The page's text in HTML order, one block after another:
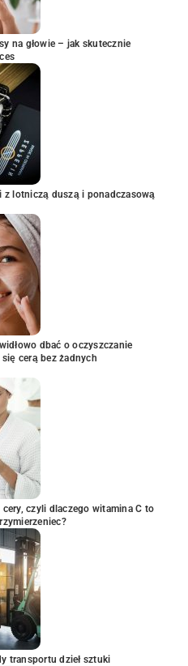
na głowie – jak skutecznie
z lotniczą duszą i ponadczasową
dbać o oczyszczanie
cerą bez żadnych
czyli dlaczego witamina C to
transportu dzieł sztuki